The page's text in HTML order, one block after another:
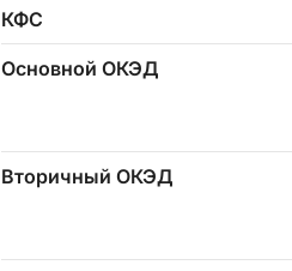
КФС
Основной ОКЭД
Вторичный ОКЭД